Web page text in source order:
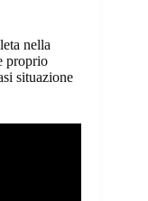
nella
proprio
situazione